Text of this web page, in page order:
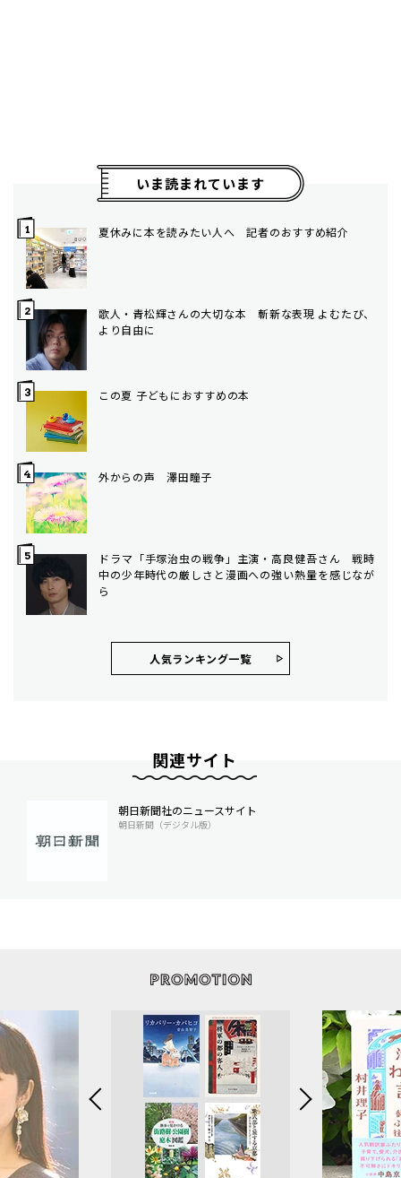
いま読まれています
夏休みに本を読みたい人へ 記者のおすすめ紹介
歌人・青松輝さんの大切な本 斬新な表現 よむたび、
より自由に
この夏 子どもにおすすめの本
外からの声 澤田瞳子
ドラマ「手塚治虫の戦争」主演・高良健吾さん 戦時
中の少年時代の厳しさと漫画への強い熱量を感じなが
ら
人気ランキング⼀覧
関連サイト
朝日新聞社のニュースサイト
朝日新聞（デジタル版）